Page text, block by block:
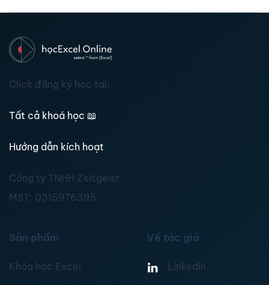
Click đăng ký học tại:
Tất cả khoá học 📖
Hướng dẫn kích hoạt
Công ty TNHH Zeitgeist
MST: 0315976395
Sản phẩm
Khóa học Excel
Về tác giả
Linkedin